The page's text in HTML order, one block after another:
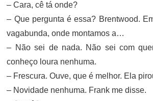
– Cara, cê tá onde?
– Que pergunta é essa? Brentwood.
vagabunda, onde montamos a…
– Não sei de nada. Não sei com
conheço loura nenhuma.
– Frescura. Ouve, que é melhor. Ela
– Novidade nenhuma. Frank me disse.